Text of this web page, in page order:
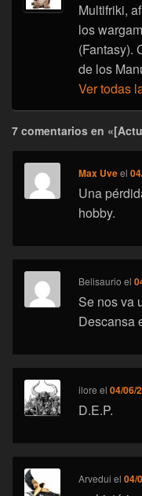
Multifriki,
los
(Fantasy).
de los
Ver todas
7 comentarios en
Max Uveel
Una
hobby.
Belisaurio el
Se nos va
Descansa
ilore el04/06/
D.E.P.
Arvedui el04/